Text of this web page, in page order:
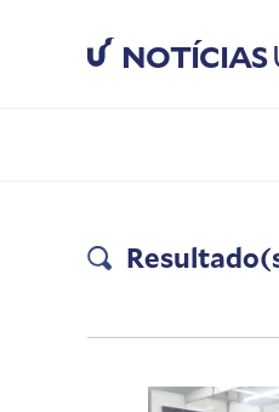
NOTÍCIAS